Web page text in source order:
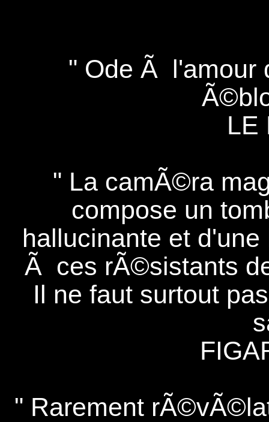
" Ode Ã l'amour
LE
" La camÃ©ra
compose un
hallucinante et
Ã ces rÃ©sistants
Il ne faut surtout
" Rarement